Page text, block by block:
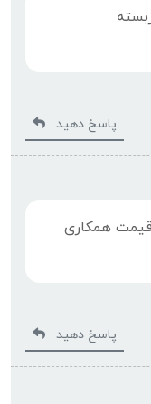
پاسخ دهید
همکاری
پاسخ دهید